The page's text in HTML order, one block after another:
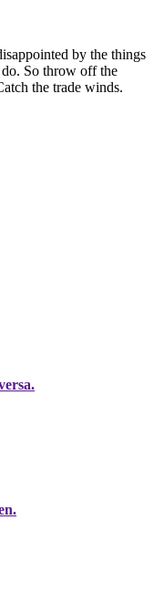
by the things
So throw off the
the trade winds.